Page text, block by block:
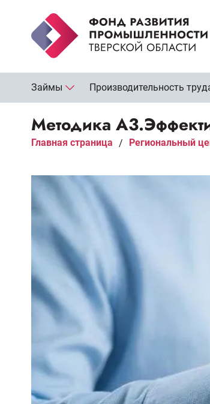
Займы Производительность
Методика
Главная страница / Региональный